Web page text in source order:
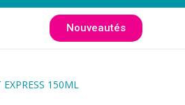
Nouveautés
150ML